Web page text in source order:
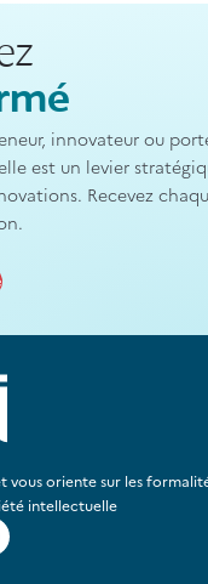
innovateur ou
est un levier
Recevez
vous oriente sur les
intellectuelle
In